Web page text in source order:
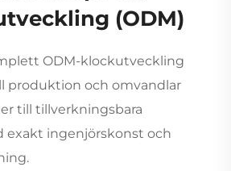
(ODM)
ODM-klockutveckling
produktion och omvandlar
till tillverkningsbara
exakt ingenjörskonst och